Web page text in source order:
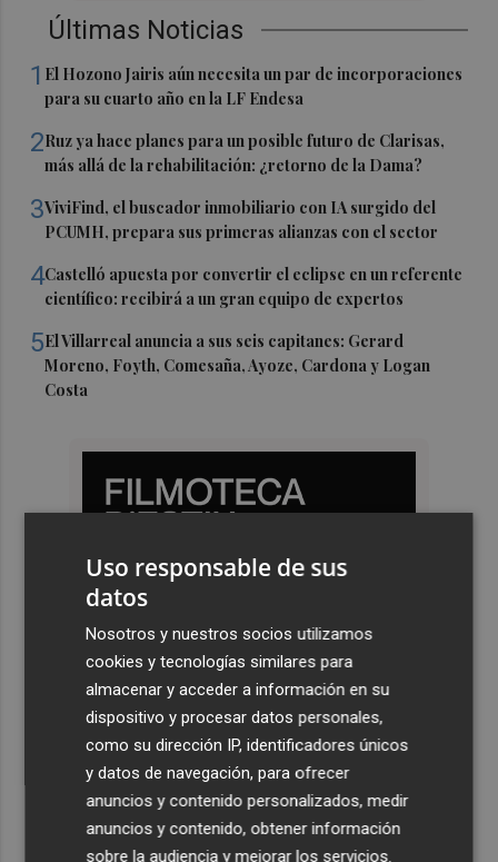
Últimas Noticias
1 El Hozono Jairis aún necesita un par de incorporaciones
para su cuarto año en la LF Endesa
2Ruz ya hace planes para un posible futuro de Clarisas,
más allá de la rehabilitación: ¿retorno de la Dama?
3ViviFind, el buscador inmobiliario con IA surgido del
PCUMH, prepara sus primeras alianzas con el sector
4Castelló apuesta por convertir el eclipse en un referente
científico: recibirá a un gran equipo de expertos
5El Villarreal anuncia a sus seis capitanes: Gerard
Moreno, Foyth, Comesaña, Ayoze, Cardona y Logan
Costa
Uso responsable de sus
datos
Nosotros y nuestros socios utilizamos
cookies y tecnologías similares para
almacenar y acceder a información en su
dispositivo y procesar datos personales,
como su dirección IP, identificadores únicos
y datos de navegación, para ofrecer
anuncios y contenido personalizados, medir
anuncios y contenido, obtener información
sobre la audiencia y mejorar los servicios.